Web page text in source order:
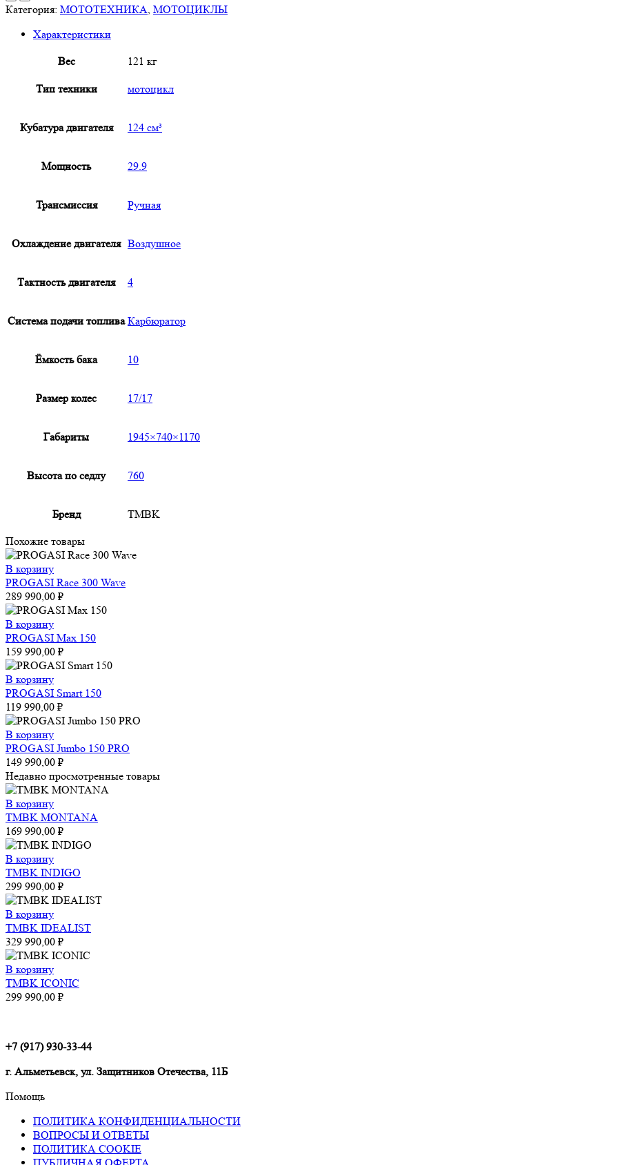
MONTANA
Категория: МОТОТЕХНИКА, МОТОЦИКЛЫ
Характеристики
Вес 121 кг
Тип техники мотоцикл
Кубатура двигателя 124 см³
Мощность 29.9
Трансмиссия Ручная
Охлаждение двигателя Воздушное
Тактность двигателя 4
Система подачи топлива Карбюратор
Ёмкость бака 10
Размер колес 17/17
Габариты 1945×740×1170
Высота по седлу 760
Бренд TMBK
Похожие товары
В корзину
PROGASI Race 300 Wave
289 990,00 ₽
В корзину
PROGASI Max 150
159 990,00 ₽
В корзину
PROGASI Smart 150
119 990,00 ₽
В корзину
PROGASI Jumbo 150 PRO
149 990,00 ₽
Недавно просмотренные товары
В корзину
TMBK MONTANA
169 990,00 ₽
В корзину
TMBK INDIGO
299 990,00 ₽
В корзину
TMBK IDEALIST
329 990,00 ₽
В корзину
TMBK ICONIC
299 990,00 ₽
+7 (917) 930-33-44
г. Альметьевск, ул. Защитников Отечества, 11Б
Помощь
ПОЛИТИКА КОНФИДЕНЦИАЛЬНОСТИ
ВОПРОСЫ И ОТВЕТЫ
ПОЛИТИКА COOKIE